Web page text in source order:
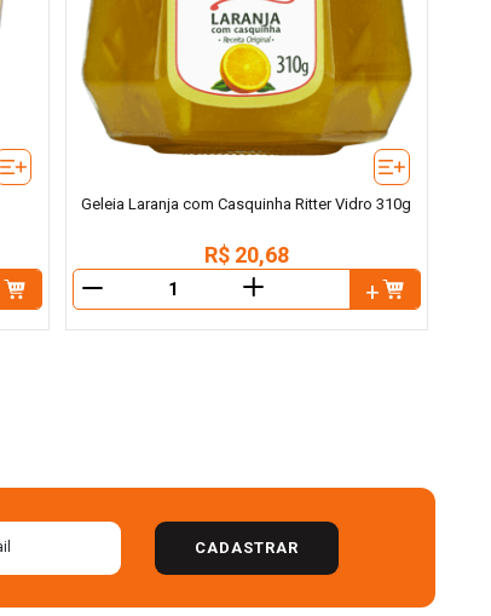
Geleia Laranja com Casquinha Ritter Vidro 310g
R$ 20,68
＋
CADASTRAR